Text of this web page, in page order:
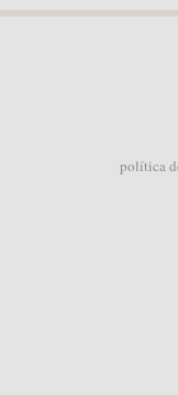
política